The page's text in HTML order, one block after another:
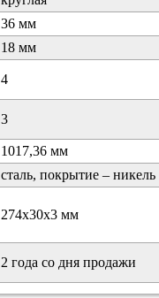
36 мм
18 мм
4
3
1017,36 мм
сталь, покрытие – никель
274х30х3 мм
2 года со дня продажи